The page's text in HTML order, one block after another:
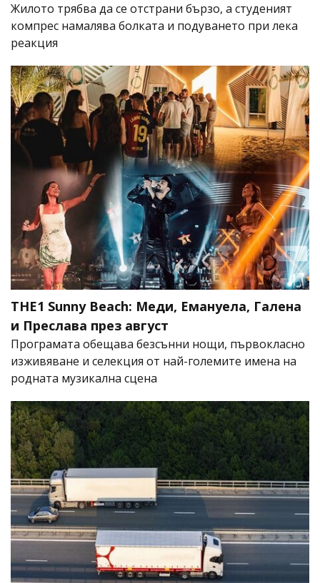
Жилото трябва да се отстрани бързо, а студеният
компрес намалява болката и подуването при лека
реакция
THE1 Sunny Beach: Меди, Емануела, Галена
и Преслава през август
Програмата обещава безсънни нощи, първокласно
изживяване и селекция от най-големите имена на
родната музикална сцена